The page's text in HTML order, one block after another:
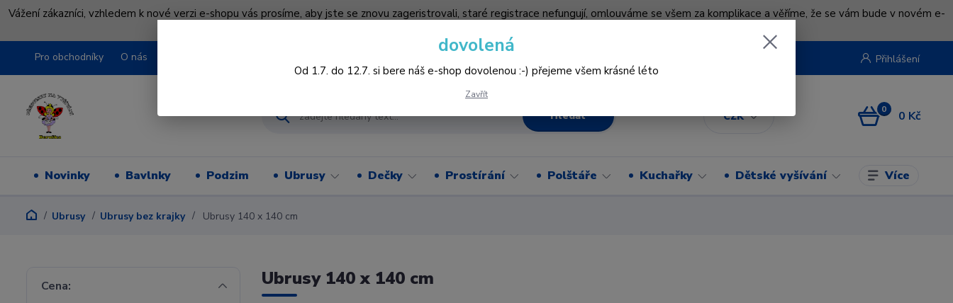
Vážení zákazníci, vzhledem k nové verzi e-shopu vás prosíme, aby jste se znovu zageristrovali, staré registrace nefungují, omlouváme se všem za komplikace a věříme, že se vám bude v novém e-
Pro obchodníky O nás
CZK
Přihlášení
Hledat 0 0 Kč
Novinky Bavlnky Podzim Ubrusy Dečky Prostírání Polštáře Kuchařky Dětské vyšívání Více
Ubrusy Ubrusy bez krajky Ubrusy 140 x 140 cm
Ubrusy 140 x 140 cm
Cena:
dovolená
Od 1.7. do 12.7. si bere náš e-shop dovolenou :-) přejeme všem krásné léto
Zavřít